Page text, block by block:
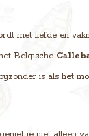
met liefde en
Belgische
is als het